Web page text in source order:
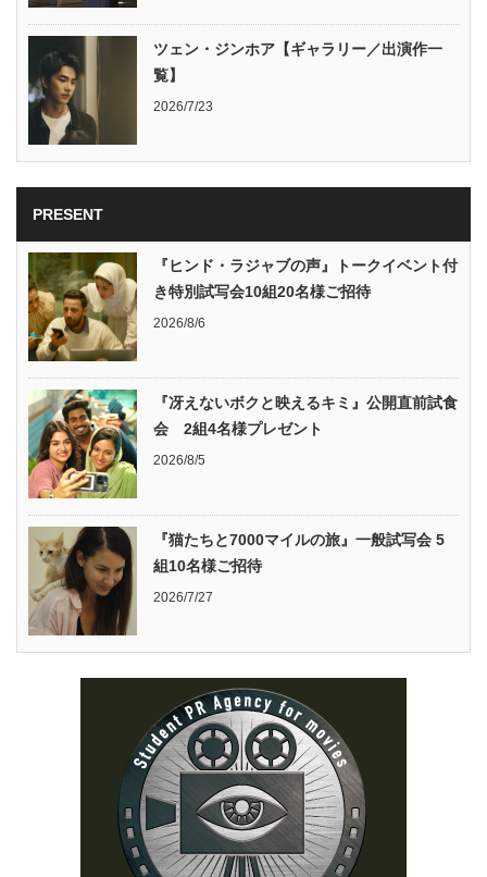
ツェン・ジンホア【ギャラリー／出演作一
覧】
2026/7/23
PRESENT
『ヒンド・ラジャブの声』トークイベント付
き特別試写会10組20名様ご招待
2026/8/6
『冴えないボクと映えるキミ』公開直前試食
会 2組4名様プレゼント
2026/8/5
『猫たちと7000マイルの旅』一般試写会 5
組10名様ご招待
2026/7/27